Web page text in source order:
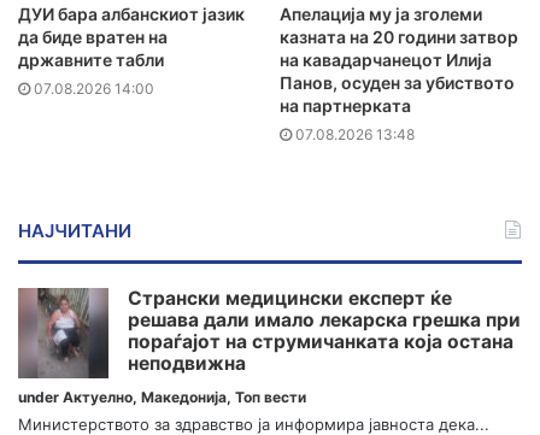
ДУИ бара албанскиот јазик
да биде вратен на
државните табли
07.08.2026 14:00
Апелација му ја зголеми
казната на 20 години затвор
на кавадарчанецот Илија
Панов, осуден за убиството
на партнерката
07.08.2026 13:48
НАЈЧИТАНИ
Странски медицински експерт ќе
решава дали имало лекарска грешка при
пораѓајот на струмичанката која остана
неподвижна
under Актуелно, Македонија, Топ вести
Министерството за здравство ја информира јавноста дека...